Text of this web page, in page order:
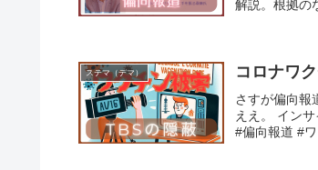
解説。根拠の
ステマ（デマ） コロナワ
さすが偏向報
ええ。 イン
#偏向報道 #